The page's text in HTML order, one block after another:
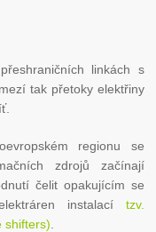
linkách s
tak přetoky elektřiny
regionu se
zdrojů začínají
čelit opakujícím se
instalací tzv.
shifters)